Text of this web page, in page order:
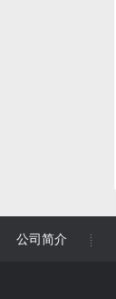
公司简介